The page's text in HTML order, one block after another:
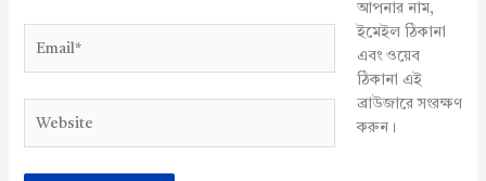
আপনার নাম,
ইমেইল ঠিকানা
এবং ওয়েব
ঠিকানা এই
ব্রাউজারে সংরক্ষণ
করুন।